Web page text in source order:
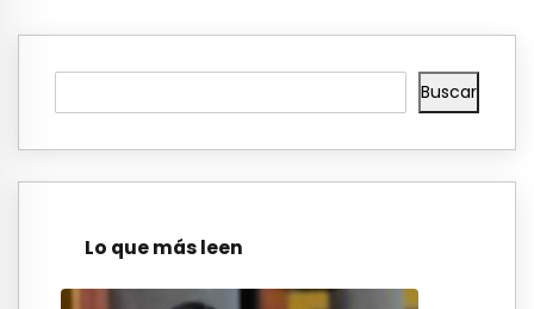
Buscar
Lo que más leen